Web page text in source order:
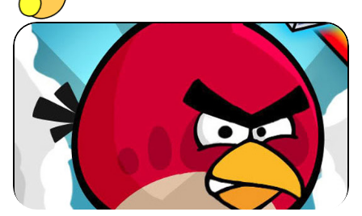
PEOPLE
BONS PLANS
SOUTENEZ KULTT